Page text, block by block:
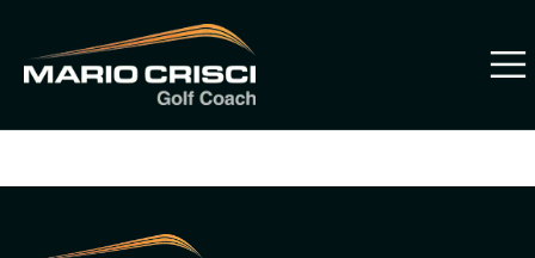
Etiqueta:Aprender Golf